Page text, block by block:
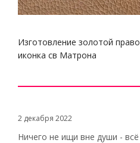
Изготовление золотой
иконка св Матрона
2 декабря 2022
Ничего не ищи вне души -